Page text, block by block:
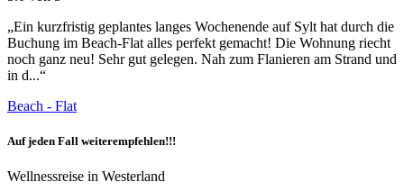
„Ein kurzfristig geplantes langes Wochenende auf Sylt hat durch die
Buchung im Beach-Flat alles perfekt gemacht! Die Wohnung riecht
noch ganz neu! Sehr gut gelegen. Nah zum Flanieren am Strand und
in d...“
Beach - Flat
Auf jeden Fall weiterempfehlen!!!
Wellnessreise in Westerland